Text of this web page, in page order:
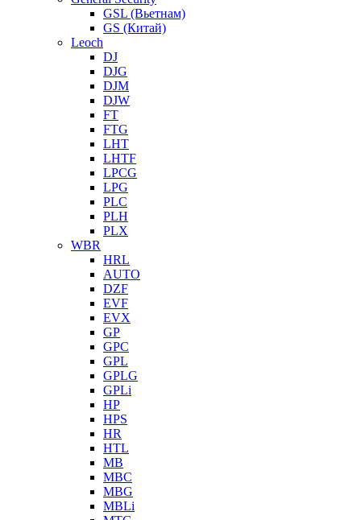
GSL (Вьетнам)
GS (Китай)
Leoch
DJ
DJG
DJM
DJW
FT
FTG
LHT
LHTF
LPCG
LPG
PLC
PLH
PLX
WBR
HRL
AUTO
DZF
EVF
EVX
GP
GPC
GPL
GPLG
GPLi
HP
HPS
HR
HTL
MB
MBC
MBG
MBLi